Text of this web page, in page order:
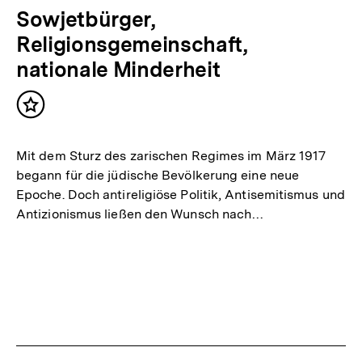
Sowjetbürger,
Religionsgemeinschaft,
nationale Minderheit
Inhalt
Mit dem Sturz des zarischen Regimes im März 1917
begann für die jüdische Bevölkerung eine neue
Epoche. Doch antireligiöse Politik, Antisemitismus und
Antizionismus ließen den Wunsch nach…